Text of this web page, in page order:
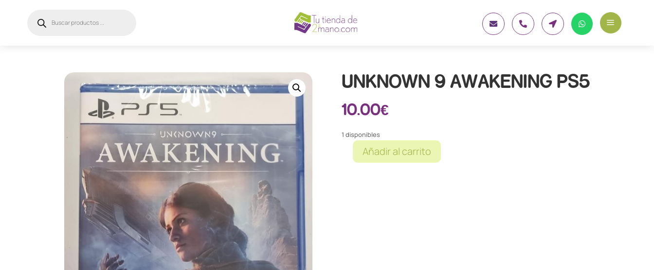
productos     a
UNKNOWN 9 AWAKENING PS5
10.00€
1 disponibles
UNKNOWNAñadir al carrito